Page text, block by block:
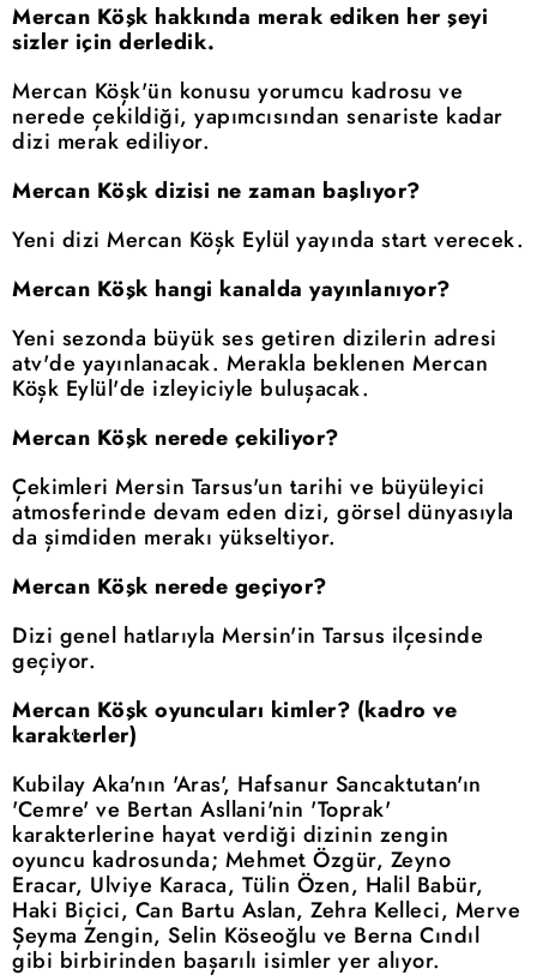
Mercan Köşk hakkında merak ediken her şeyi
sizler için derledik.
Mercan Köşk'ün konusu yorumcu kadrosu ve
nerede çekildiği, yapımcısından senariste kadar
dizi merak ediliyor.
Mercan Köşk dizisi ne zaman başlıyor?
Yeni dizi Mercan Köşk Eylül yayında start verecek.
Mercan Köşk hangi kanalda yayınlanıyor?
Yeni sezonda büyük ses getiren dizilerin adresi
atv'de yayınlanacak. Merakla beklenen Mercan
Köşk Eylül'de izleyiciyle buluşacak.
Mercan Köşk nerede çekiliyor?
Çekimleri Mersin Tarsus'un tarihi ve büyüleyici
atmosferinde devam eden dizi, görsel dünyasıyla
da şimdiden merakı yükseltiyor.
Mercan Köşk nerede geçiyor?
Dizi genel hatlarıyla Mersin'in Tarsus ilçesinde
geçiyor.
Mercan Köşk oyuncuları kimler? (kadro ve
karakterler)
Kubilay Aka'nın 'Aras', Hafsanur Sancaktutan'ın
'Cemre' ve Bertan Asllani'nin 'Toprak'
karakterlerine hayat verdiği dizinin zengin
oyuncu kadrosunda; Mehmet Özgür, Zeyno
Eracar, Ulviye Karaca, Tülin Özen, Halil Babür,
Haki Biçici, Can Bartu Aslan, Zehra Kelleci, Merve
Şeyma Zengin, Selin Köseoğlu ve Berna Cındıl
gibi birbirinden başarılı isimler yer alıyor.